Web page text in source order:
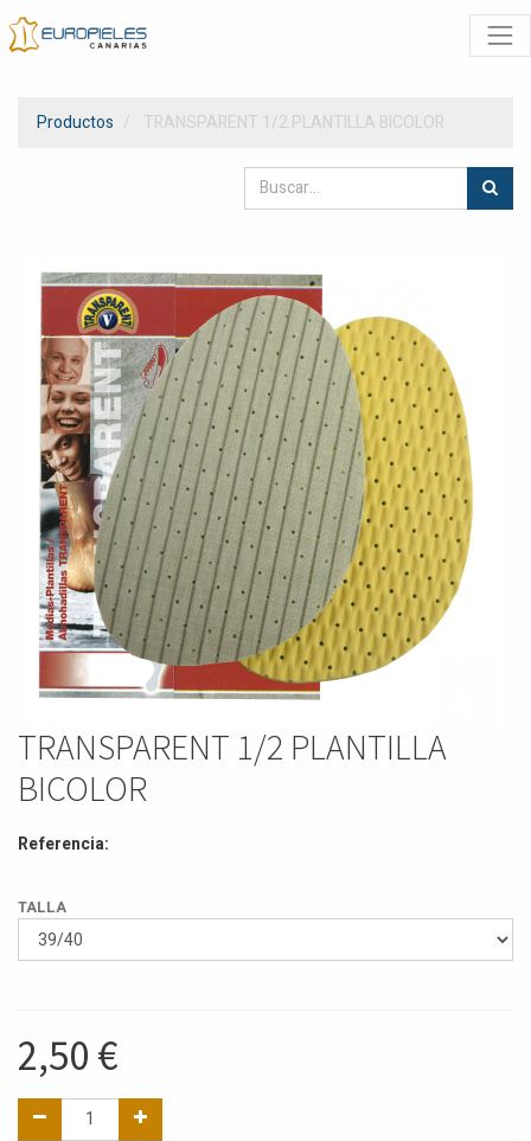
Productos TRANSPARENT 1/2 PLANTILLA BICOLOR
TRANSPARENT 1/2 PLANTILLA
BICOLOR
Referencia:
TALLA
2,50 €